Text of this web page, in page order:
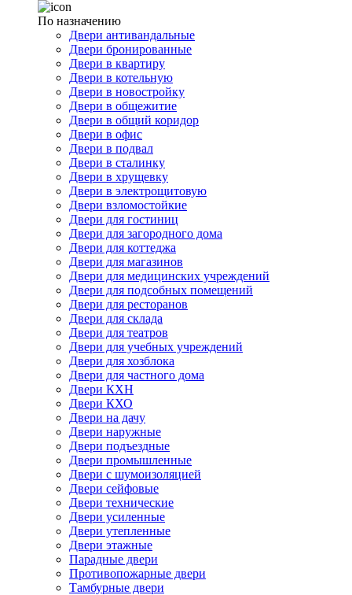
По назначению
Двери антивандальные
Двери бронированные
Двери в квартиру
Двери в котельную
Двери в новостройку
Двери в общежитие
Двери в общий коридор
Двери в офис
Двери в подвал
Двери в сталинку
Двери в хрущевку
Двери в электрощитовую
Двери взломостойкие
Двери для гостиниц
Двери для загородного дома
Двери для коттеджа
Двери для магазинов
Двери для медицинских учреждений
Двери для подсобных помещений
Двери для ресторанов
Двери для склада
Двери для театров
Двери для учебных учреждений
Двери для хозблока
Двери для частного дома
Двери КХН
Двери КХО
Двери на дачу
Двери наружные
Двери подъездные
Двери промышленные
Двери с шумоизоляцией
Двери сейфовые
Двери технические
Двери усиленные
Двери утепленные
Двери этажные
Парадные двери
Противопожарные двери
Тамбурные двери